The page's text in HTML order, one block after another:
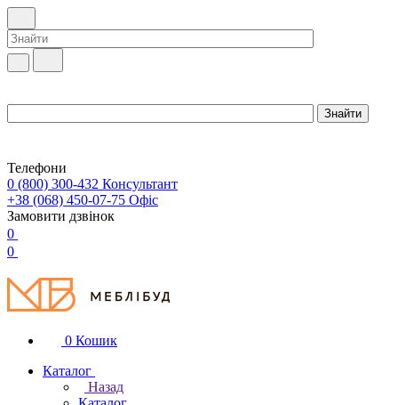
Телефони
0 (800) 300-432 Консультант
+38 (068) 450-07-75 Офіс
Замовити дзвінок
0
0
0 Кошик
Каталог
Назад